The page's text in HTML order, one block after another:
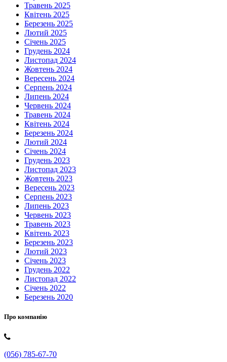
Травень 2025
Квітень 2025
Березень 2025
Лютий 2025
Січень 2025
Грудень 2024
Листопад 2024
Жовтень 2024
Вересень 2024
Серпень 2024
Липень 2024
Червень 2024
Травень 2024
Квітень 2024
Березень 2024
Лютий 2024
Січень 2024
Грудень 2023
Листопад 2023
Жовтень 2023
Вересень 2023
Серпень 2023
Липень 2023
Червень 2023
Травень 2023
Квітень 2023
Березень 2023
Лютий 2023
Січень 2023
Грудень 2022
Листопад 2022
Січень 2022
Березень 2020
Про компанію
(056) 785-67-70